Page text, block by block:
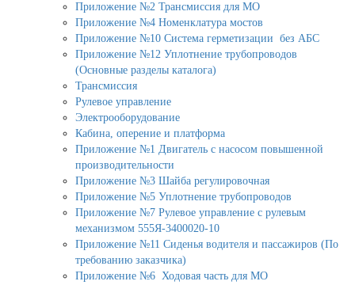
Приложение №2 Трансмиссия для МО
Приложение №4 Номенклатура мостов
Приложение №10 Система герметизации без АБС
Приложение №12 Уплотнение трубопроводов
(Основные разделы каталога)
Трансмиссия
Рулевое управление
Электрооборудование
Кабина, оперение и платформа
Приложение №1 Двигатель с насосом повышенной
производительности
Приложение №3 Шайба регулировочная
Приложение №5 Уплотнение трубопроводов
Приложение №7 Рулевое управление с рулевым
механизмом 555Я-3400020-10
Приложение №11 Сиденья водителя и пассажиров (По
требованию заказчика)
Приложение №6 Ходовая часть для МО